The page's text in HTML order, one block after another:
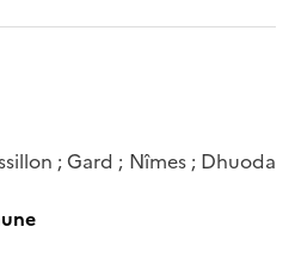
; Gard ; Nîmes ; Dhuoda